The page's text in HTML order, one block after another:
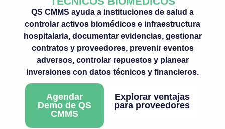
QS CMMS ayuda a instituciones de salud a
controlar activos biomédicos e infraestructura
hospitalaria, documentar evidencias, gestionar
contratos y proveedores, prevenir eventos
adversos, controlar repuestos y planear
inversiones con datos técnicos y financieros.
Agendar
Demo de QS
CMMS
Explorar ventajas
para proveedores